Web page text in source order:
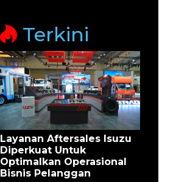
Terkini
Layanan Aftersales Isuzu
Diperkuat Untuk
Optimalkan Operasional
Bisnis Pelanggan